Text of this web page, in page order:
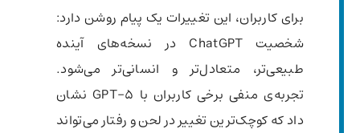
برای کاربران، این تغییرات یک پیام روشن دارد:
شخصیت ChatGPT در نسخه‌های آینده
طبیعی‌تر، متعادل‌تر و انسانی‌تر می‌شود.
تجربه‌ی منفی برخی کاربران با GPT-5 نشان
داد که کوچک‌ترین تغییر در لحن و رفتار می‌تواند